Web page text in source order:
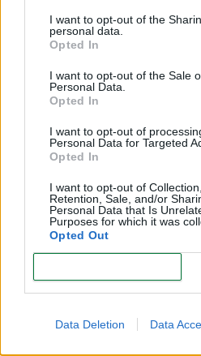
I want to opt-out of the
personal data.
Opted In
I want to opt-out of the Sale
Personal Data.
Opted In
I want to opt-out of
Personal Data for Targeted
Opted In
I want to opt-out of
Retention, Sale, and/or
Personal Data that Is
Purposes for which it was
Opted Out
Data Deletion Data
lenguaje y un tono
Hablar al bebé en dos
nacimiento: ¿le
LEER
"No entendía que era mi
sin recordar que había
LEER